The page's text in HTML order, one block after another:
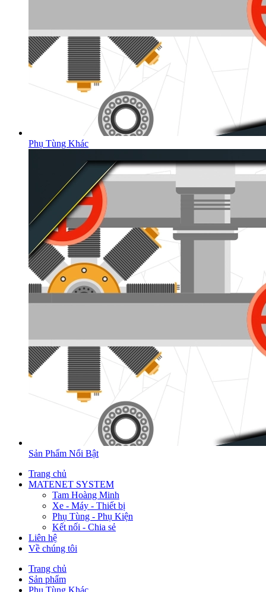
Phụ Tùng Khác
Sản Phẩm Nổi Bật
Trang chủ
MATENET SYSTEM
Tam Hoàng Minh
Xe - Máy - Thiết bị
Phụ Tùng - Phụ Kiện
Kết nối - Chia sẻ
Liên hệ
Về chúng tôi
Trang chủ
Sản phẩm
Phụ Tùng Khác